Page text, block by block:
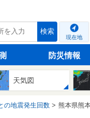
検索
現在地
防災情報
天気図
の地震発生回数 熊本県熊